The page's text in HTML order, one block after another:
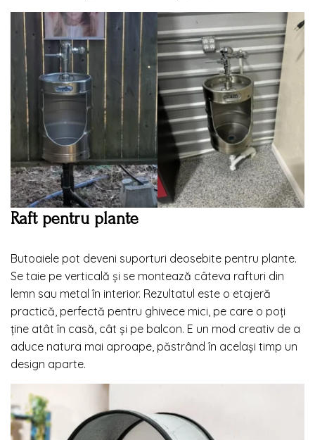
Raft pentru plante
Butoaiele pot deveni suporturi deosebite pentru plante.
Se taie pe verticală și se montează câteva rafturi din
lemn sau metal în interior. Rezultatul este o etajeră
practică, perfectă pentru ghivece mici, pe care o poți
ține atât în casă, cât și pe balcon. E un mod creativ de a
aduce natura mai aproape, păstrând în același timp un
design aparte.